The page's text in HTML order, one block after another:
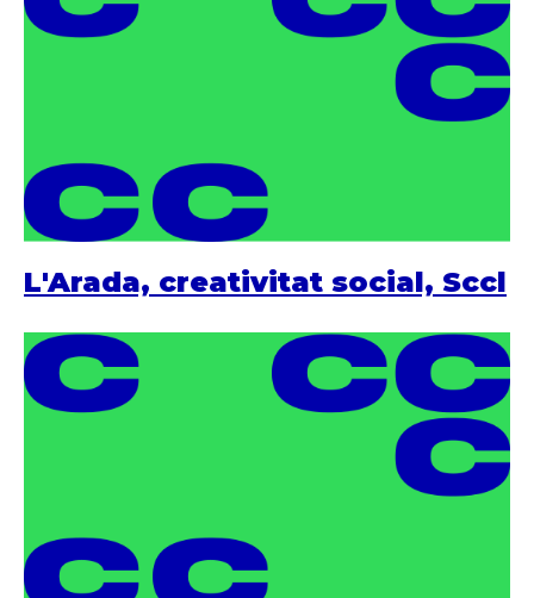
L'Arada, creativitat social, Sccl